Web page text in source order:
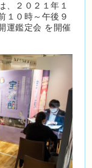
、２０２１年１
１０時～午後９
運鑑定会 を開催